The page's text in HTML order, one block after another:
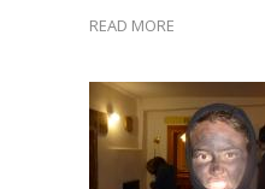
READ MORE